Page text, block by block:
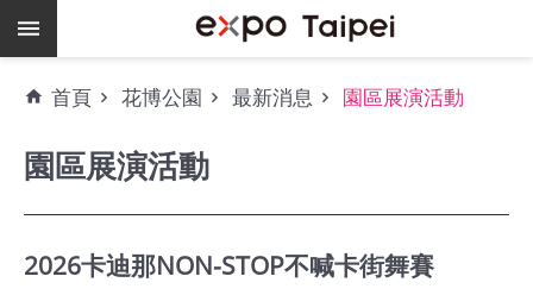
跳到主要內容區塊
門
地
首頁 花博公園 最新消息 園區展演活動
園區展演活動
2026卡迪那NON-STOP不喊卡街舞賽